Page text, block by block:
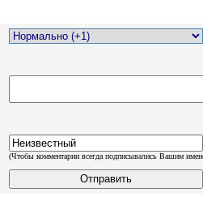
(Чтобы комментарии всегда подписывались Вашим